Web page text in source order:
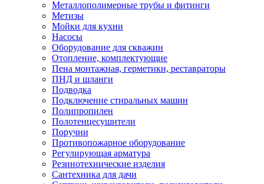
Металлополимерные трубы и фитинги
Метизы
Мойки для кухни
Насосы
Оборудование для скважин
Отопление, комплектующие
Пена монтажная, герметики, реставраторы
ПНД и шланги
Подводка
Подключение стиральных машин
Полипропилен
Полотенцесушители
Поручни
Противопожарное оборудование
Регулирующая арматура
Резинотехнические изделия
Сантехника для дачи